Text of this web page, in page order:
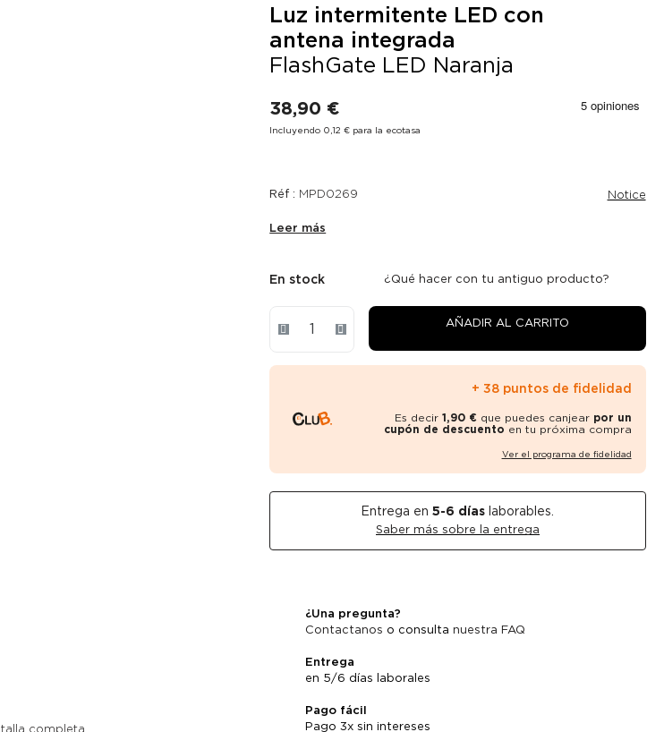
completa
¡Solo
en
Luz intermitente LED con
antena integrada
FlashGate LED Naranja
38,90 €
Incluyendo 0,12 € para la ecotasa
Réf : MPD0269 Notice
Leer más
En stock ¿Qué hacer con tu antiguo producto?
AÑADIR AL CARRITO
+ 38 puntos de fidelidad
Es decir 1,90 €que puedes canjear por un
cupón de descuento en tu próxima compra
Ver el programa de fidelidad
Entrega en 5-6 días laborables.
Saber más sobre la entrega
¿Una pregunta?
Contactanos o consultanuestra FAQ
Entrega
en 5/6 días laborales
Pago fácil
Pago 3x sin intereses